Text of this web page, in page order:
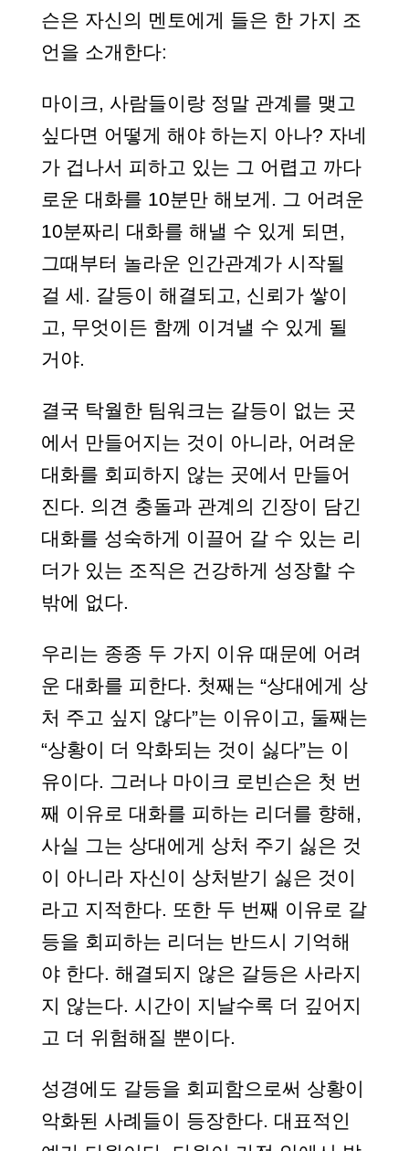
슨은 자신의 멘토에게 들은 한 가지 조
언을 소개한다:
마이크, 사람들이랑 정말 관계를 맺고
싶다면 어떻게 해야 하는지 아나? 자네
가 겁나서 피하고 있는 그 어렵고 까다
로운 대화를 10분만 해보게. 그 어려운
10분짜리 대화를 해낼 수 있게 되면,
그때부터 놀라운 인간관계가 시작될
걸 세. 갈등이 해결되고, 신뢰가 쌓이
고, 무엇이든 함께 이겨낼 수 있게 될
거야.
결국 탁월한 팀워크는 갈등이 없는 곳
에서 만들어지는 것이 아니라, 어려운
대화를 회피하지 않는 곳에서 만들어
진다. 의견 충돌과 관계의 긴장이 담긴
대화를 성숙하게 이끌어 갈 수 있는 리
더가 있는 조직은 건강하게 성장할 수
밖에 없다.
우리는 종종 두 가지 이유 때문에 어려
운 대화를 피한다. 첫째는 “상대에게 상
처 주고 싶지 않다”는 이유이고, 둘째는
“상황이 더 악화되는 것이 싫다”는 이
유이다. 그러나 마이크 로빈슨은 첫 번
째 이유로 대화를 피하는 리더를 향해,
사실 그는 상대에게 상처 주기 싫은 것
이 아니라 자신이 상처받기 싫은 것이
라고 지적한다. 또한 두 번째 이유로 갈
등을 회피하는 리더는 반드시 기억해
야 한다. 해결되지 않은 갈등은 사라지
지 않는다. 시간이 지날수록 더 깊어지
고 더 위험해질 뿐이다.
성경에도 갈등을 회피함으로써 상황이
악화된 사례들이 등장한다. 대표적인